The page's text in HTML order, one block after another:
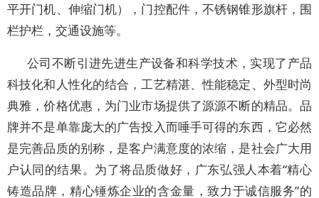
平开门机、伸缩门机），门控配件，不锈钢锥形旗杆，围
栏护栏，交通设施等。
公司不断引进先进生产设备和科学技术，实现了产品
科技化和人性化的结合，工艺精湛、性能稳定、外型时尚
典雅，价格优惠，为门业市场提供了源源不断的精品。品
牌并不是单靠庞大的广告投入而唾手可得的东西，它必然
是完善品质的别称，是客户满意度的浓缩，是社会广大用
户认同的结果。为了将品质做好，广东弘强人本着“精心
铸造品牌，精心锤炼企业的含金量，致力于诚信服务”的